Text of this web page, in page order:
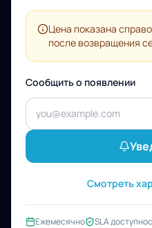
Цена показана
после возвращения
Сообщить о появлении
Смотреть
Ежемесячно SLA